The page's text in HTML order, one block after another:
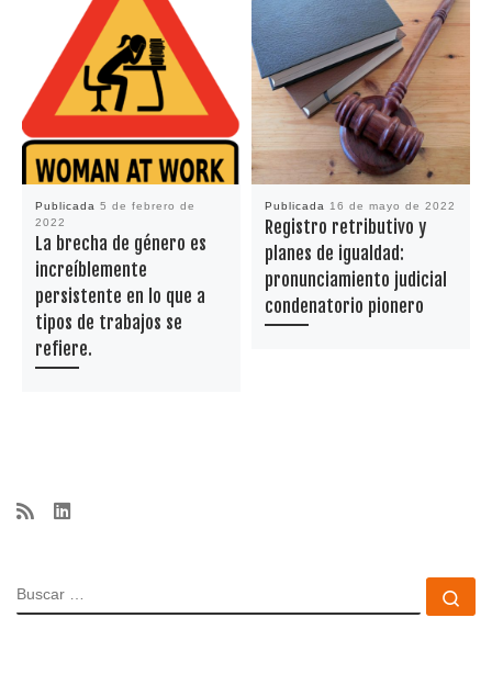
Publicada 5 de febrero de
2022
La brecha de género es
increíblemente
persistente en lo que a
tipos de trabajos se
refiere.
Publicada 16 de mayo de 2022
Registro retributivo y
planes de igualdad:
pronunciamiento judicial
condenatorio pionero
BUSCAR